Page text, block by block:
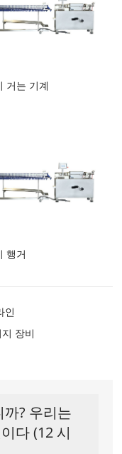
거는 기계
행거
인
장비
? 우리는
다 (12 시